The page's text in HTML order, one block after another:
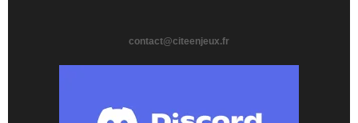
contact@citeenjeux.fr